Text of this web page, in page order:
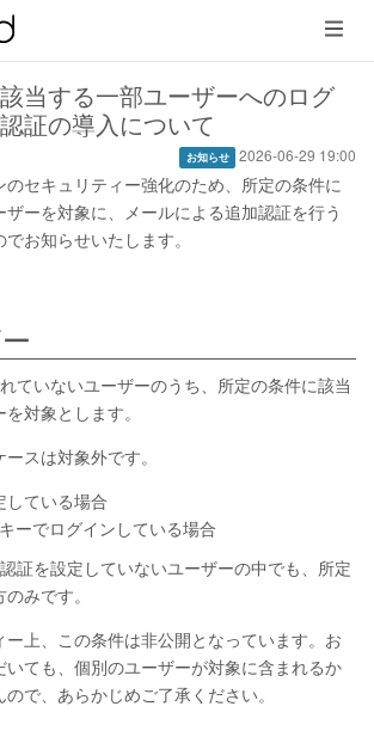
メ
ニ
ュ
ー
当する一部ユーザーへのログ
証の導入について
お知らせ 2026-06-29 19:00
のセキュリティー強化のため、所定の条件に
ーを対象に、メールによる追加認証を行う
お知らせいたします。
ていないユーザーのうち、所定の条件に該当
対象とします。
スは対象外です。
している場合
ーでログインしている場合
証を設定していないユーザーの中でも、所定
みです。
ー上、この条件は非公開となっています。お
いても、個別のユーザーが対象に含まれるか
で、あらかじめご了承ください。